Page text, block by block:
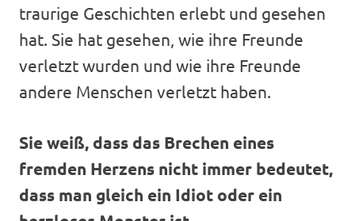
traurige Geschichten erlebt und gesehen
hat. Sie hat gesehen, wie ihre Freunde
verletzt wurden und wie ihre Freunde
andere Menschen verletzt haben.
Sie weiß, dass das Brechen eines
fremden Herzens nicht immer bedeutet,
dass man gleich ein Idiot oder ein